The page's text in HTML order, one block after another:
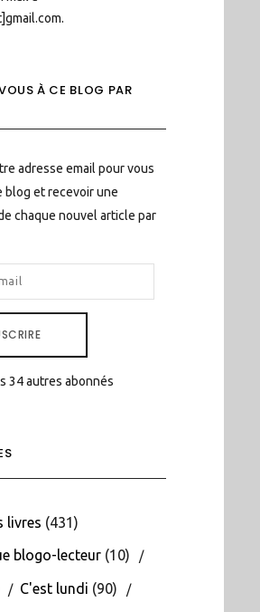
À CE BLOG PAR
adresse email pour vous
blog et recevoir une
chaque nouvel article par
34 autres abonnés
livres (431)
blogo-lecteur(10)
C'est lundi (90)